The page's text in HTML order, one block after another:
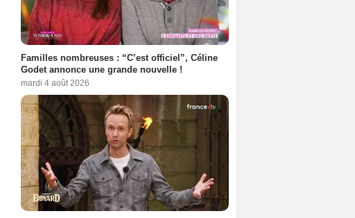
Familles nombreuses : “C’est officiel”, Céline
Godet annonce une grande nouvelle !
mardi 4 août 2026